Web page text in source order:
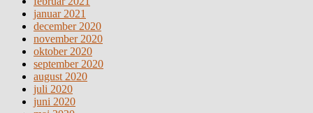
januar 2021
december 2020
november 2020
oktober 2020
september 2020
august 2020
juli 2020
juni 2020